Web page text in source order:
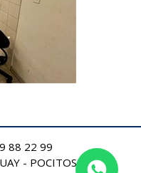
88 22 99
- POCITOS